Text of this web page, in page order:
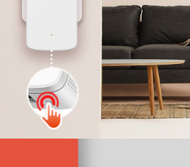
Натисніть кнопку WPS